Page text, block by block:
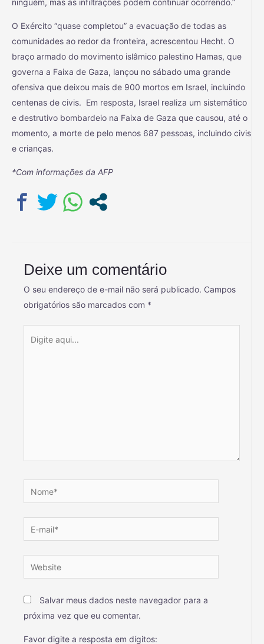
O Exército “quase completou” a evacuação de todas as
comunidades ao redor da fronteira, acrescentou Hecht. O
braço armado do movimento islâmico palestino Hamas, que
governa a Faixa de Gaza, lançou no sábado uma grande
ofensiva que deixou mais de 900 mortos em Israel, incluindo
centenas de civis. Em resposta, Israel realiza um sistemático
e destrutivo bombardeio na Faixa de Gaza que causou, até o
momento, a morte de pelo menos 687 pessoas, incluindo civis
e crianças.
*Com informações da AFP
Deixe um comentário
O seu endereço de e-mail não será publicado. Campos
obrigatórios são marcados com *
Salvar meus dados neste navegador para a
próxima vez que eu comentar.
Favor digite a resposta em dígitos: